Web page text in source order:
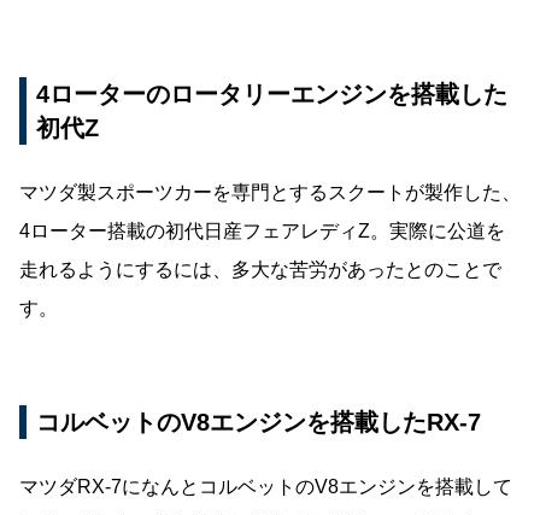
4ローターのロータリーエンジンを搭載した
初代Z
マツダ製スポーツカーを専門とするスクートが製作した、
4ローター搭載の初代日産フェアレディZ。実際に公道を
走れるようにするには、多大な苦労があったとのことで
す。
コルベットのV8エンジンを搭載したRX-7
マツダRX-7になんとコルベットのV8エンジンを搭載して